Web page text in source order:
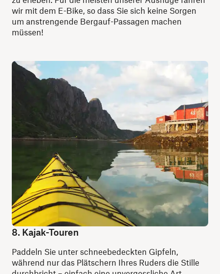
wir mit dem E-Bike, so dass Sie sich keine Sorgen
um anstrengende Bergauf-Passagen machen
müssen!
8. Kajak-Touren
Paddeln Sie unter schneebedeckten Gipfeln,
während nur das Plätschern Ihres Ruders die Stille